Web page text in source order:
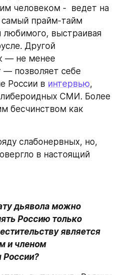
человеком -  ведет на
самый прайм-тайм
выстраивая
Другой
— не менее
— позволяет себе
России в интервью,
СМИ. Более
бесчинством как
слабонервных, но,
в настоящий
дьявола можно
Россию только
является
и членом
России?